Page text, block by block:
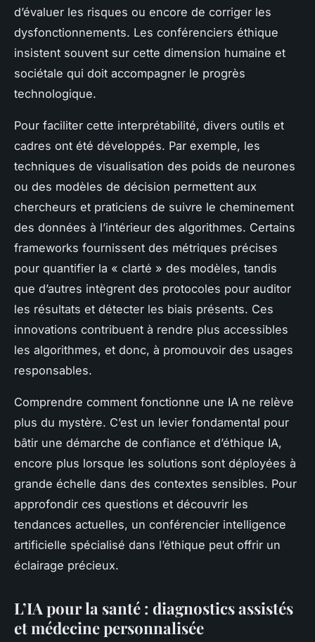
d’évaluer les risques ou encore de corriger les
dysfonctionnements. Les conférenciers éthique
insistent souvent sur cette dimension humaine et
sociétale qui doit accompagner le progrès
technologique.
Pour faciliter cette interprétabilité, divers outils et
cadres ont été développés. Par exemple, les
techniques de visualisation des poids de neurones
ou des modèles de décision permettent aux
chercheurs et praticiens de suivre le cheminement
des données à l’intérieur des algorithmes. Certains
frameworks fournissent des métriques précises
pour quantifier la « clarté » des modèles, tandis
que d’autres intègrent des protocoles pour auditor
les résultats et détecter les biais présents. Ces
innovations contribuent à rendre plus accessibles
les algorithmes, et donc, à promouvoir des usages
responsables.
Comprendre comment fonctionne une IA ne relève
plus du mystère. C’est un levier fondamental pour
bâtir une démarche de confiance et d’éthique IA,
encore plus lorsque les solutions sont déployées à
grande échelle dans des contextes sensibles. Pour
approfondir ces questions et découvrir les
tendances actuelles, un conférencier intelligence
artificielle spécialisé dans l’éthique peut offrir un
éclairage précieux.
L’IA pour la santé : diagnostics assistés
et médecine personnalisée